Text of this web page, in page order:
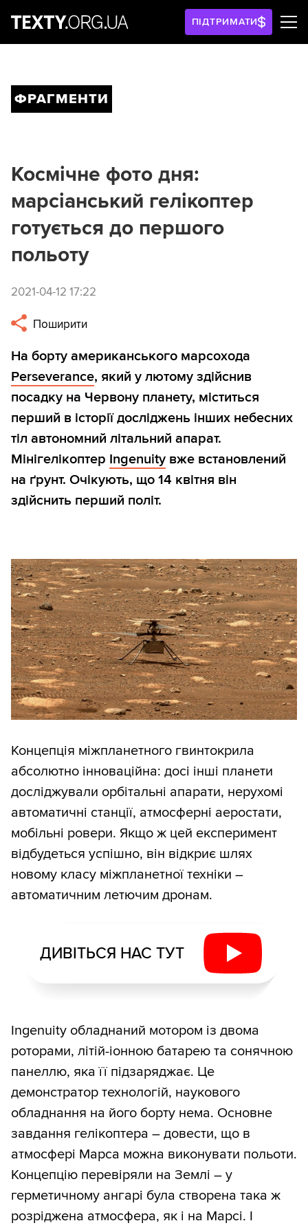
ПІДТРИМАТИ
ФРАГМЕНТИ
Космічне фото дня:
марсіанський гелікоптер
готується до першого
польоту
2021-04-12 17:22
Поширити
На борту американського марсохода
Perseverance, який у лютому здійснив
посадку на Червону планету, міститься
перший в історії досліджень інших небесних
тіл автономний літальний апарат.
Мінігелікоптер Ingenuity вже встановлений
на ґрунт. Очікують, що 14 квітня він
здійснить перший політ.
Концепція міжпланетного гвинтокрила
абсолютно інноваційна: досі інші планети
досліджували орбітальні апарати, нерухомі
автоматичні станції, атмосферні аеростати,
мобільні ровери. Якщо ж цей експеримент
відбудеться успішно, він відкриє шлях
новому класу міжпланетної техніки –
автоматичним летючим дронам.
ДИВІТЬСЯ НАС ТУТ
Ingenuity обладнаний мотором із двома
роторами, літій-іонною батарею та сонячною
панеллю, яка її підзаряджає. Це
демонстратор технологій, наукового
обладнання на його борту нема. Основне
завдання гелікоптера – довести, що в
атмосфері Марса можна виконувати польоти.
Концепцію перевіряли на Землі – у
герметичному ангарі була створена така ж
розріджена атмосфера, як і на Марсі. І